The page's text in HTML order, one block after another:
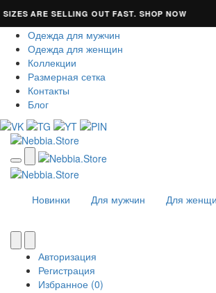
ARE SELLING OUT FAST. SHOP NOW
О нас
Одежда для мужчин
Одежда для женщин
Коллекции
Размерная сетка
Контакты
Блог
Новинки Для мужчин Для
Авторизация
Регистрация
Избранное (0)